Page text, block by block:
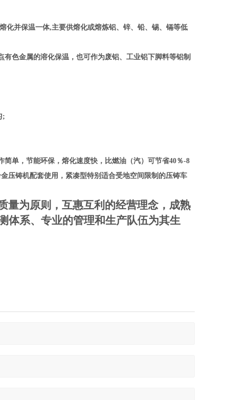
化并保温一体,主要供熔化或熔炼铝、锌、铅、锡、镉等低
有色金属的溶化保温，也可作为废铝、工业铝下脚料等铝制
;
单，节能环保，熔化速度快，比燃油（汽）可节省40％-8
压铸机配套使用，紧凑型特别适合受地空间限制的压铸车
量为原则，互惠互利的经营理念，成熟
体系、专业的管理和生产队伍为其生